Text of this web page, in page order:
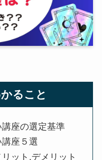
ること
座の選定基準
座５選
ット,デメリット